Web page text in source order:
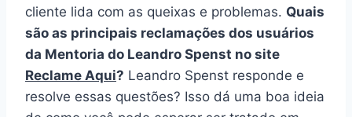
cliente lida com as queixas e problemas. Quais
são as principais reclamações dos usuários
da Mentoria do Leandro Spenst no site
Reclame Aqui? Leandro Spenst responde e
resolve essas questões? Isso dá uma boa ideia